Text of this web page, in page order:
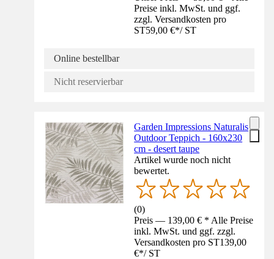
Preise inkl. MwSt. und ggf.
zzgl. Versandkosten pro
ST59,00 €*/ ST
Online bestellbar
Nicht reservierbar
Garden Impressions Naturalis
Outdoor Teppich - 160x230
cm - desert taupe
Artikel wurde noch nicht
bewertet.
(0)
Preis — 139,00 € * Alle Preise
inkl. MwSt. und ggf. zzgl.
Versandkosten pro ST139,00
€*/ ST